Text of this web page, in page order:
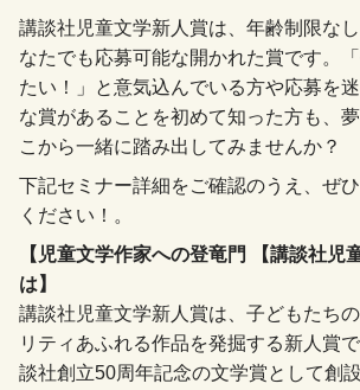
講談社児童文学新人賞は、年齢制限な
なたでも応募可能な開かれた賞です。
たい！」と意気込んでいる方や応募を
な賞があることを初めて知った方も、
こから一緒に踏み出してみませんか？
下記セミナー詳細をご確認のうえ、ぜ
ください！。
【 児童文学作家への登竜門 【講談社児
は 】
講談社児童文学新人賞は、子どもたち
リティあふれる作品を発掘する新人賞
談社創立50周年記念の文学賞として創